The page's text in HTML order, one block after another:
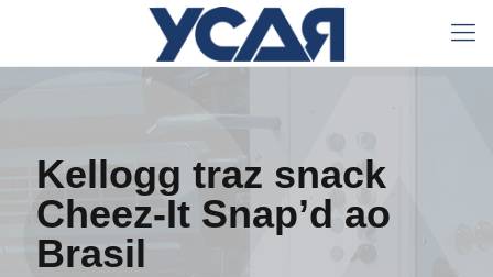
Kellogg traz snack
Cheez-It Snap’d ao
Brasil